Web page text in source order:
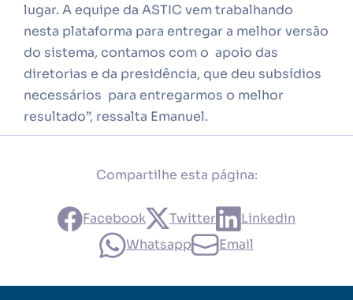
lugar. A equipe da ASTIC vem trabalhando
nesta plataforma para entregar a melhor versão
do sistema, contamos com o apoio das
diretorias e da presidência, que deu subsídios
necessários para entregarmos o melhor
resultado”, ressalta Emanuel.
Compartilhe esta página:
Facebook Twitter
Linkedin
Whatsapp
Email